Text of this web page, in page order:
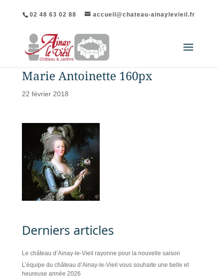
02 48 63 02 88 accueil@chateau-ainaylevieil.fr
Marie Antoinette 160px
22 février 2018
Derniers articles
Le château d’Ainay-le-Vieil rayonne pour la nouvelle saison
L’équipe du château d’Ainay-le-Vieil vous souhaite une belle et
heureuse année 2026